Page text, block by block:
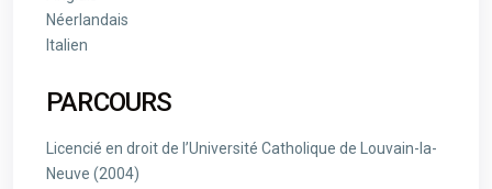
Néerlandais
Italien
PARCOURS
Licencié en droit de l’Université Catholique de Louvain-la-
Neuve (2004)